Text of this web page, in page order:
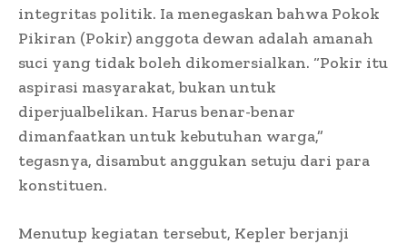
integritas politik. Ia menegaskan bahwa Pokok
Pikiran (Pokir) anggota dewan adalah amanah
suci yang tidak boleh dikomersialkan. “Pokir itu
aspirasi masyarakat, bukan untuk
diperjualbelikan. Harus benar-benar
dimanfaatkan untuk kebutuhan warga,”
tegasnya, disambut anggukan setuju dari para
konstituen.
Menutup kegiatan tersebut, Kepler berjanji